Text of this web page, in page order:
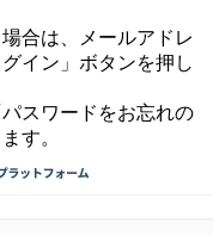
合は、メールアドレ
イン」ボタンを押し
スワードをお忘れの
す。